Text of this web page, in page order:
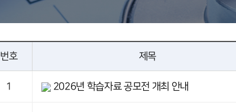
번호 제목
1 2026년 학습자료 공모전 개최 안내